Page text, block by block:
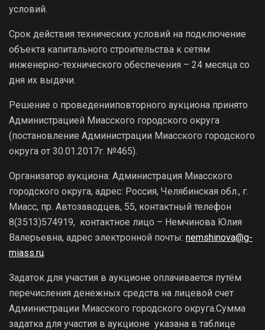
условий.
Срок действия технических условий на подключение
объекта капитального строительства к сетям
инженерно-технического обеспечения – 24 месяца со
дня их выдачи.
Решение о проведенииповторного аукциона принято
Администрацией Миасского городского округа
(постановление Администрации Миасского городского
округа от 30.01.2017г. №465).
Организатор аукциона: Администрация Миасского
городского округа, адрес: Россия, Челябинская обл., г.
Миасс, пр. Автозаводцев, 55, контактный телефон
8(3513)574919, контактное лицо – Немчинова Юлия
Валерьевна, адрес электронной почты: nemshinova@g-
miass.ru.
Задаток для участия в аукционе оплачивается путём
перечисления денежных средств на лицевой счет
Администрации Миасского городского округа.Сумма
задатка для участия в аукционе указана в таблице